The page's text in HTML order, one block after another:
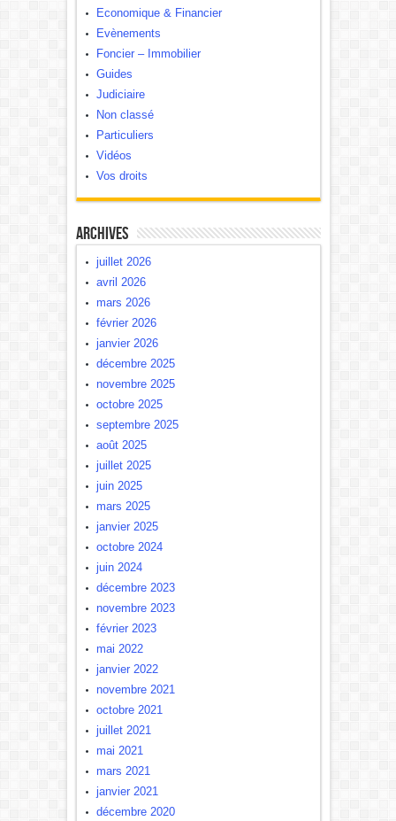
Economique & Financier
Evènements
Foncier – Immobilier
Guides
Judiciaire
Non classé
Particuliers
Vidéos
Vos droits
Archives
juillet 2026
avril 2026
mars 2026
février 2026
janvier 2026
décembre 2025
novembre 2025
octobre 2025
septembre 2025
août 2025
juillet 2025
juin 2025
mars 2025
janvier 2025
octobre 2024
juin 2024
décembre 2023
novembre 2023
février 2023
mai 2022
janvier 2022
novembre 2021
octobre 2021
juillet 2021
mai 2021
mars 2021
janvier 2021
décembre 2020